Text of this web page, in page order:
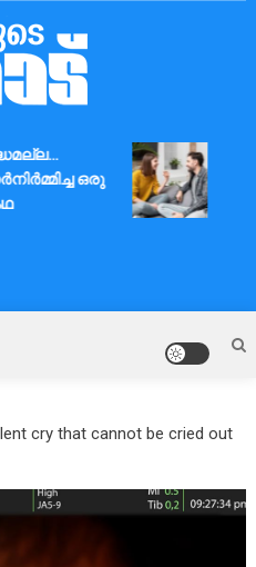
ഒരു
cry that cannot be cried out